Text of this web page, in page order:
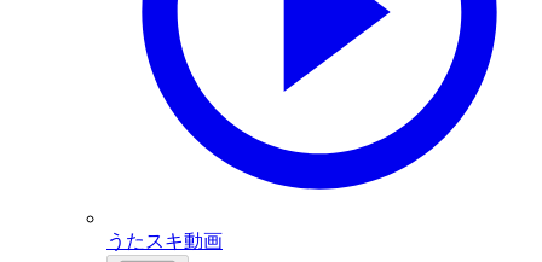
うたスキ動画